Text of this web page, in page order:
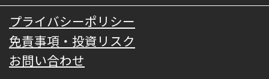
プライバシーポリシー
免責事項・投資リスク
お問い合わせ